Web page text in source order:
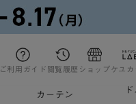
ご利用ガイド 閲覧履歴 ショップケユカ
カーテン